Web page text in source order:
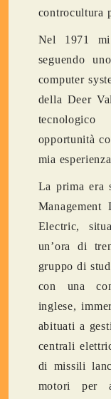
controcultura
Nel 1971
seguendo
computer
della Deer
opportunità
mia
La prima era
Management
Electric,
un’ora di
gruppo di
con una
inglese,
abituati a
centrali
di missili
motori per